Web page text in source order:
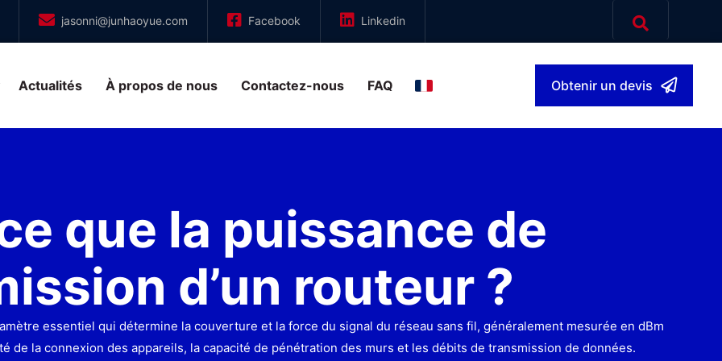
jasonni@junhaoyue.com Facebook Linkedin
Actualités À propos de nous Contactez-nous FAQ Obtenir un devis
que la puissance de
d’un routeur ?
essentiel qui détermine la couverture et la force du signal du réseau sans fil, généralement mesurée en dBm
de la connexion des appareils, la capacité de pénétration des murs et les débits de transmission de données.